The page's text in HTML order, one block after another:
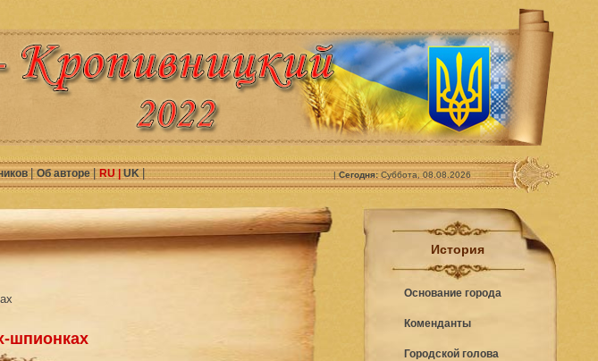
|Об авторе|RU |UK| |Сегодня:Суббота, 08.08.2026
шпионках
История
Основание города
Коменданты
Городской голова